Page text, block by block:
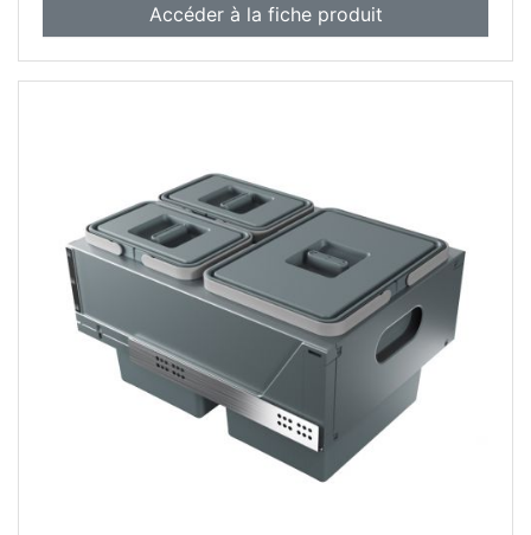
Accéder à la fiche produit